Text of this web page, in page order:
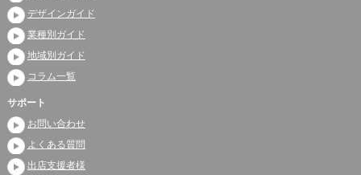
デザインガイド
業種別ガイド
地域別ガイド
コラム一覧
サポート
お問い合わせ
よくある質問
出店支援者様